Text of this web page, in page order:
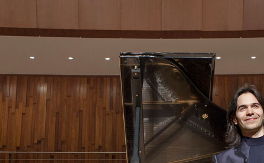
施坦威顺义旗舰店
施坦威之家上海
施坦威浦东旗舰店
施坦威之家西安
施坦威之家杭州
郎朗钢琴
艾塞克斯钢琴